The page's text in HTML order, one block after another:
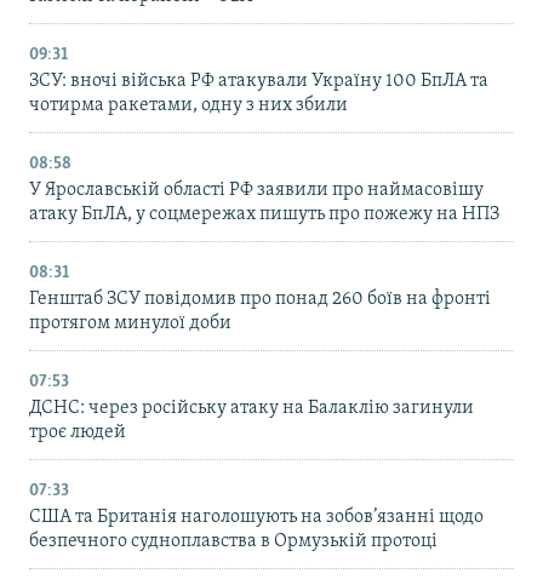
09:31
ЗСУ: вночі війська РФ атакували Україну 100 БпЛА та
чотирма ракетами, одну з них збили
08:58
У Ярославській області РФ заявили про наймасовішу
атаку БпЛА, у соцмережах пишуть про пожежу на НПЗ
08:31
Генштаб ЗСУ повідомив про понад 260 боїв на фронті
протягом минулої доби
07:53
ДСНС: через російську атаку на Балаклію загинули
троє людей
07:33
США та Британія наголошують на зобов’язанні щодо
безпечного судноплавства в Ормузькій протоці